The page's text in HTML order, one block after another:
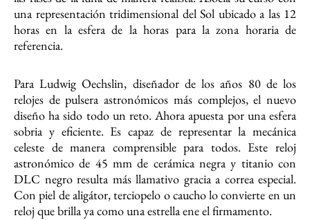
una representación tridimensional del Sol ubicado a las 12
horas en la esfera de la horas para la zona horaria de
referencia.
Para Ludwig Oechslin, diseñador de los años 80 de los
relojes de pulsera astronómicos más complejos, el nuevo
diseño ha sido todo un reto. Ahora apuesta por una esfera
sobria y eficiente. Es capaz de representar la mecánica
celeste de manera comprensible para todos. Este reloj
astronómico de 45 mm de cerámica negra y titanio con
DLC negro resulta más llamativo gracia a correa especial.
Con piel de aligátor, terciopelo o caucho lo convierte en un
reloj que brilla ya como una estrella ene el firmamento.